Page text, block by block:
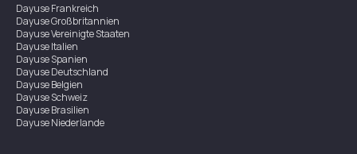
DayuseFrankreich
DayuseGroßbritannien
DayuseVereinigte Staaten
DayuseItalien
DayuseSpanien
DayuseDeutschland
DayuseBelgien
DayuseSchweiz
DayuseBrasilien
DayuseNiederlande